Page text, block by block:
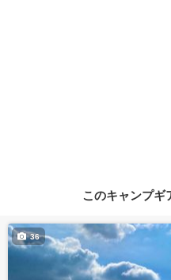
このキャンプギ
36